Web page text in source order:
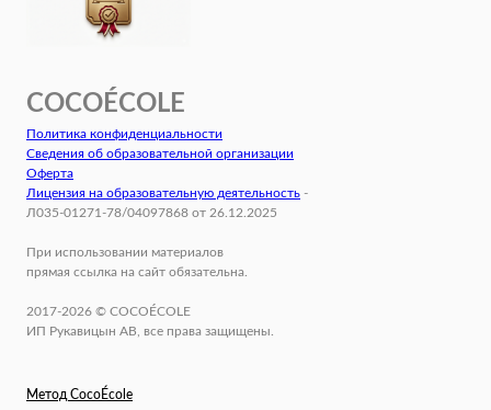
COCOÉCOLE
Политика конфиденциальности
Сведения об образовательной организации
Оферта
Лицензия на образовательную деятельность -
Л035-01271-78/04097868 от 26.12.2025
При использовании материалов
прямая ссылка на сайт обязательна.
2017-2026 © COCOÉCOLE
ИП Рукавицын АВ, все права защищены.
Метод CocoÉcole